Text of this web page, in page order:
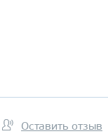
Оставить отзыв